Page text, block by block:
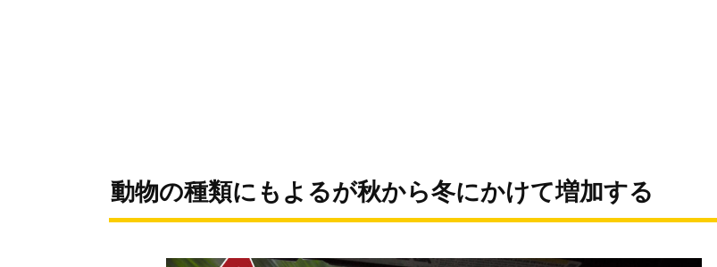
動物の種類にもよるが秋から冬にかけて増加する